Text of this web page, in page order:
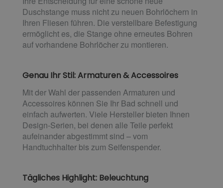
Duschstange muss nicht zu neuen Bohrlöchern in
Ihren Fliesen führen. Die verstellbare Befestigung
ermöglicht es, die Stange ohne erneutes Bohren
auf vorhandene Bohrlöcher zu montieren.
Genau Ihr Stil: Armaturen & Accessoires
Mit der Wahl der passenden Armaturen und
Accessoires können Sie Ihr Bad schnell und
einfach aufwerten. Viele Hersteller bieten Ihnen
Design-Serien, bei denen alle Teile perfekt
aufeinander abgestimmt sind – vom
Handtuchhalter bis zum Seifenspender.
Tägliches Highlight: Beleuchtung